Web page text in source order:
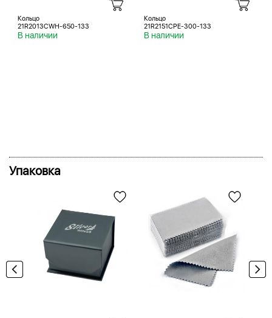
Кольцо
21R2013CWH-650-133
В наличии
Кольцо
21R2151CPE-300-133
В наличии
Упаковка